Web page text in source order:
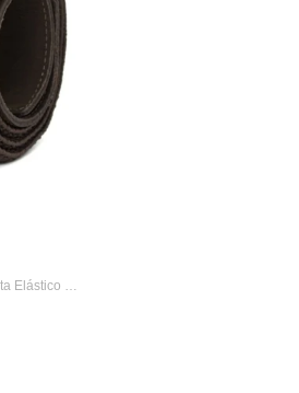
Cinto Masculino Democrata Elástico Couro...